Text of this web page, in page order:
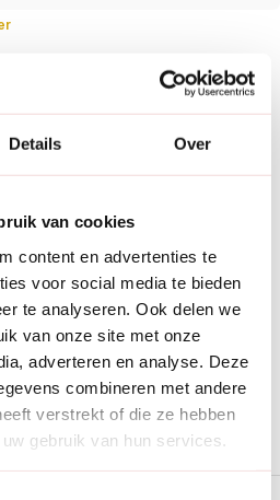
Details Over
van cookies
content en advertenties te
voor social media te bieden
te analyseren. Ook delen we
van onze site met onze
adverteren en analyse. Deze
combineren met andere
verstrekt of die ze hebben
gebruik van hun services.
€ 60 in België en Nederland.*
voor tuinliefhebbers
in Wilnis bij ons op!